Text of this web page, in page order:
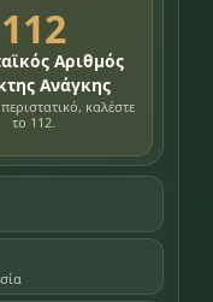
112
Αριθμός
Ανάγκης
καλέστε
το 112.